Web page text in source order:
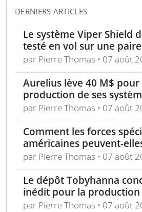
DERNIERS ARTICLES
Le système Viper Shield
testé en vol sur une
Edwards AFB
par Pierre Thomas • 07 août
Aurelius lève 40 M$ pour
production de ses
drones
par Pierre Thomas • 07 août
Comment les forces
américaines peuvent-
repousser la Chine à
par Pierre Thomas • 07 août
Le dépôt Tobyhanna
inédit pour la
composants de sUAS
par Pierre Thomas • 07 août